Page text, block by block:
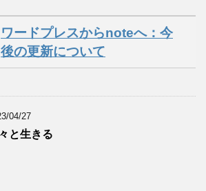
ワードプレスからnoteへ：今
後の更新について
04/27
と生きる